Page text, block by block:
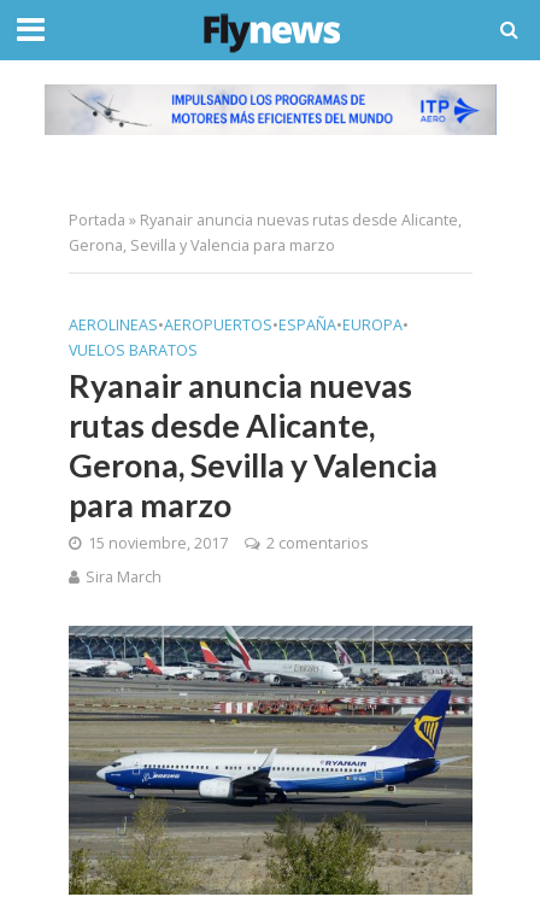
Portada » Ryanair anuncia nuevas rutas desde Alicante,
Gerona, Sevilla y Valencia para marzo
AEROLINEAS•AEROPUERTOS•ESPAÑA•EUROPA•
VUELOS BARATOS
Ryanair anuncia nuevas
rutas desde Alicante,
Gerona, Sevilla y Valencia
para marzo
15 noviembre, 2017
2 comentarios
Sira March